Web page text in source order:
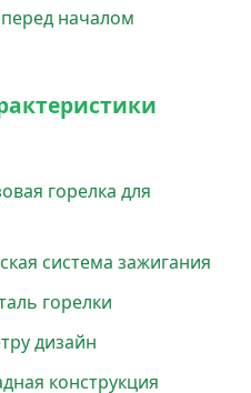
началом
горелка для
система зажигания
горелки
дизайн
конструкция